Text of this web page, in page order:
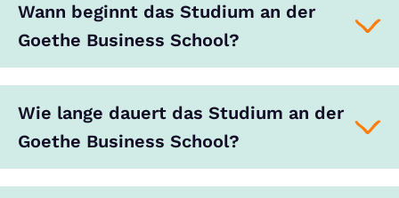
Wann beginnt das Studium an der
Goethe Business School?
Wie lange dauert das Studium an der
Goethe Business School?